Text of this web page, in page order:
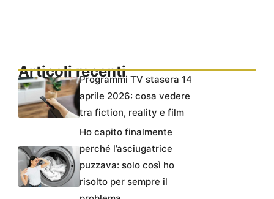
Articoli recentiProgrammi TV stasera 14
aprile 2026: cosa vedere
tra fiction, reality e film
Ho capito finalmente
perché l’asciugatrice
puzzava: solo così ho
risolto per sempre il